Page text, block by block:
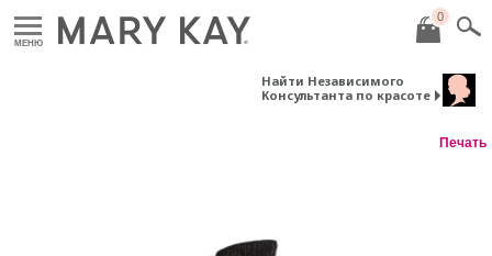
МЕНЮ
0
Найти Независимого
Консультанта по красоте
Печать